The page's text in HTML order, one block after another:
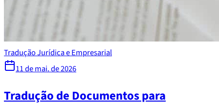
Tradução Jurídica e Empresarial
11 de mai. de 2026
Tradução de Documentos para